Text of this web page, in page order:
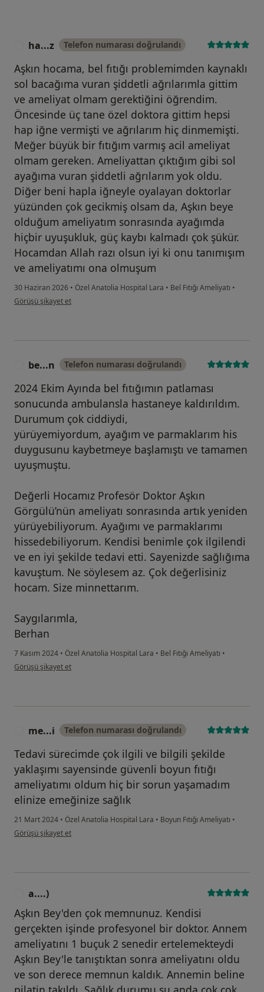
ha...z Telefon numarası doğrulandı
Aşkın hocama, bel fıtığı problemimden kaynaklı
sol bacağıma vuran şiddetli ağrılarımla gittim
ve ameliyat olmam gerektiğini öğrendim.
Öncesinde üç tane özel doktora gittim hepsi
hap iğne vermişti ve ağrılarım hiç dinmemişti.
Meğer büyük bir fıtığım varmış acil ameliyat
olmam gereken. Ameliyattan çıktığım gibi sol
ayağıma vuran şiddetli ağrılarım yok oldu.
Diğer beni hapla iğneyle oyalayan doktorlar
yüzünden çok gecikmiş olsam da, Aşkın beye
olduğum ameliyatım sonrasında ayağımda
hiçbir uyuşukluk, güç kaybı kalmadı çok şükür.
Hocamdan Allah razı olsun iyi ki onu tanımışım
ve ameliyatımı ona olmuşum
30 Haziran 2026 • Özel Anatolia Hospital Lara • Bel Fıtığı Ameliyatı •
kullanıcının görüşüne göre ha...z
Görüşü şikayet et
be...n Telefon numarası doğrulandı
2024 Ekim Ayında bel fıtığımın patlaması
sonucunda ambulansla hastaneye kaldırıldım.
Durumum çok ciddiydi,
yürüyemiyordum, ayağım ve parmaklarım his
duygusunu kaybetmeye başlamıştı ve tamamen
uyuşmuştu.
Değerli Hocamız Profesör Doktor Aşkın
Görgülü’nün ameliyatı sonrasında artık yeniden
yürüyebiliyorum. Ayağımı ve parmaklarımı
hissedebiliyorum. Kendisi benimle çok ilgilendi
ve en iyi şekilde tedavi etti. Sayenizde sağlığıma
kavuştum. Ne söylesem az. Çok değerlisiniz
hocam. Size minnettarım.
Saygılarımla,
Berhan
7 Kasım 2024 • Özel Anatolia Hospital Lara • Bel Fıtığı Ameliyatı •
kullanıcının görüşüne göre be...n
Görüşü şikayet et
me...i Telefon numarası doğrulandı
Tedavi sürecimde çok ilgili ve bilgili şekilde
yaklaşımı sayensinde güvenli boyun fıtığı
ameliyatımı oldum hiç bir sorun yaşamadım
elinize emeğinize sağlık
21 Mart 2024 • Özel Anatolia Hospital Lara • Boyun Fıtığı Ameliyatı •
kullanıcının görüşüne göre me...i
Görüşü şikayet et
a....)
Aşkın Bey'den çok memnunuz. Kendisi
gerçekten işinde profesyonel bir doktor. Annem
ameliyatını 1 buçuk 2 senedir ertelemekteydi
Aşkın Bey'le tanıştıktan sonra ameliyatını oldu
ve son derece memnun kaldık. Annemin beline